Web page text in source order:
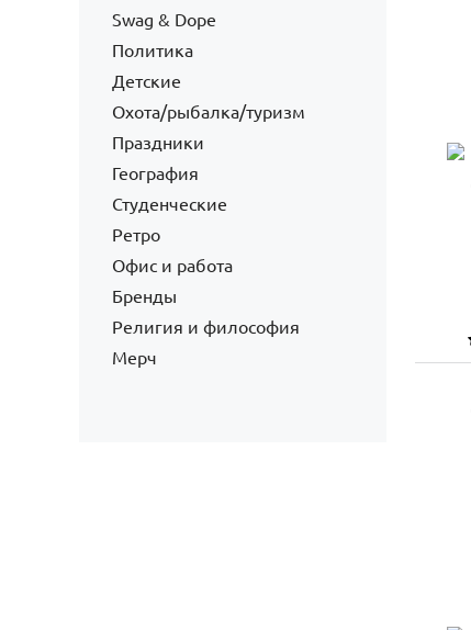
Swag & Dope
Политика
Детские
Охота/рыбалка/туризм
Праздники
География
Студенческие
Ретро
Офис и работа
Бренды
Религия и философия
Мерч